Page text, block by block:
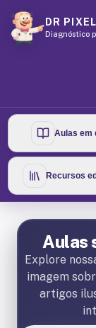
DR
Diagnóstico
Aulas em
Recursos
Aulas
Explore
imagem
artigos